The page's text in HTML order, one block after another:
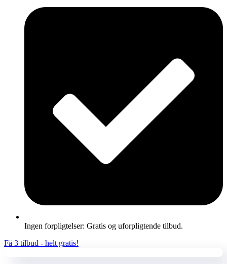
Ingen forpligtelser: Gratis og uforpligtende tilbud.
Få 3 tilbud - helt gratis!